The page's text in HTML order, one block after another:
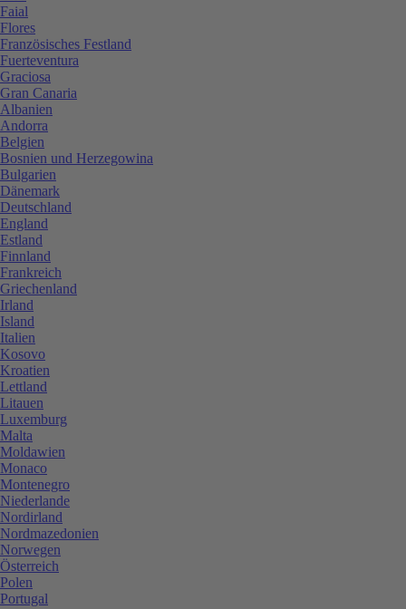
Faial
Flores
Französisches Festland
Fuerteventura
Graciosa
Gran Canaria
Albanien
Andorra
Belgien
Bosnien und Herzegowina
Bulgarien
Dänemark
Deutschland
England
Estland
Finnland
Frankreich
Griechenland
Irland
Island
Italien
Kosovo
Kroatien
Lettland
Litauen
Luxemburg
Malta
Moldawien
Monaco
Montenegro
Niederlande
Nordirland
Nordmazedonien
Norwegen
Österreich
Polen
Portugal